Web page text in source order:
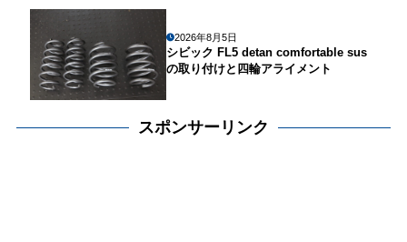
2026年8月5日
シビック FL5 detan comfortable sus
の取り付けと四輪アライメント
スポンサーリンク